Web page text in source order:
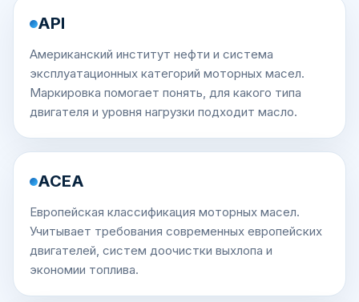
API
Американский институт нефти и система
эксплуатационных категорий моторных масел.
Маркировка помогает понять, для какого типа
двигателя и уровня нагрузки подходит масло.
ACEA
Европейская классификация моторных масел.
Учитывает требования современных европейских
двигателей, систем доочистки выхлопа и
экономии топлива.